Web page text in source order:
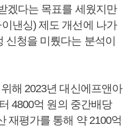
겠다는 목표를 세웠지만
낸싱) 제도 개선에 나가
신청을 미뤘다는 분석이
해 2023년 대신에프앤아
4800억 원의 중간배당
재평가를 통해 약 2100억